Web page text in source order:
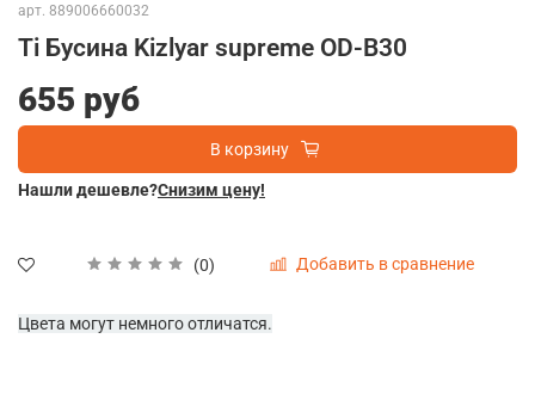
арт. 889006660032
Ti Бусина Kizlyar supreme OD-B30
(0) Добавить в сравнение
655 руб
В корзину
Нашли дешевле?Снизим цену!
Цвета могут немного отличатся.